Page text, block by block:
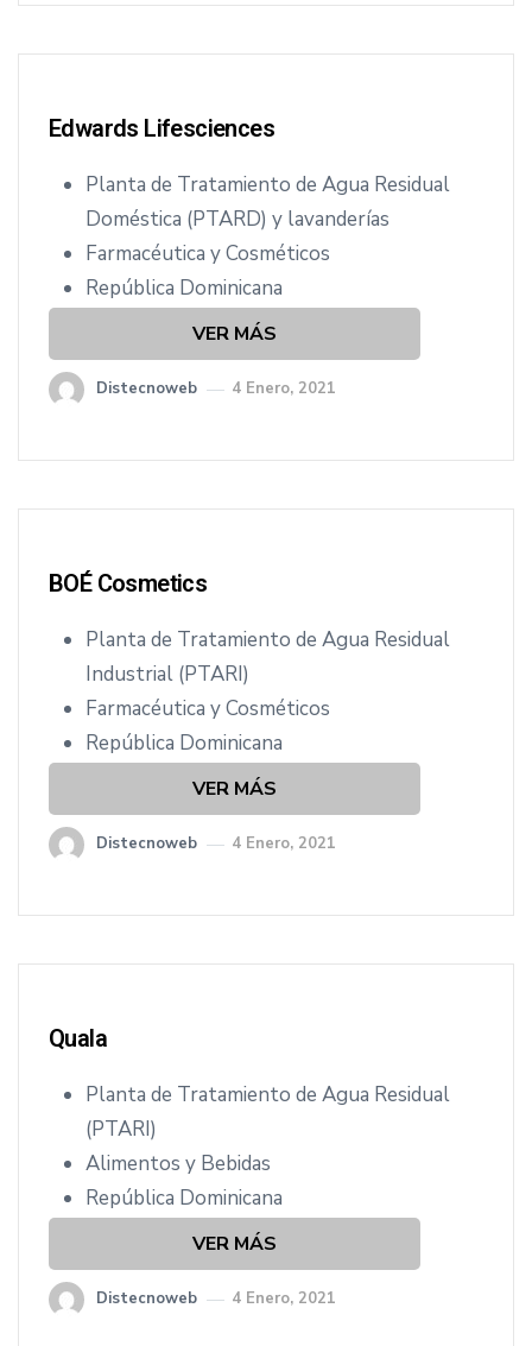
Edwards Lifesciences
Planta de Tratamiento de Agua Residual
Doméstica (PTARD) y lavanderías
Farmacéutica y Cosméticos
República Dominicana
VER MÁS
Distecnoweb 4 Enero, 2021
BOÉ Cosmetics
Planta de Tratamiento de Agua Residual
Industrial (PTARI)
Farmacéutica y Cosméticos
República Dominicana
VER MÁS
Distecnoweb 4 Enero, 2021
Quala
Planta de Tratamiento de Agua Residual
(PTARI)
Alimentos y Bebidas
República Dominicana
VER MÁS
Distecnoweb 4 Enero, 2021